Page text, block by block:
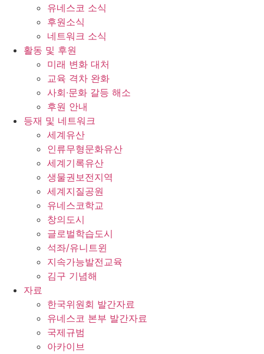
유네스코 소식
후원소식
네트워크 소식
활동 및 후원
미래 변화 대처
교육 격차 완화
사회∙문화 갈등 해소
후원 안내
등재 및 네트워크
세계유산
인류무형문화유산
세계기록유산
생물권보전지역
세계지질공원
유네스코학교
창의도시
글로벌학습도시
석좌/유니트윈
지속가능발전교육
김구 기념해
자료
한국위원회 발간자료
유네스코 본부 발간자료
국제규범
아카이브